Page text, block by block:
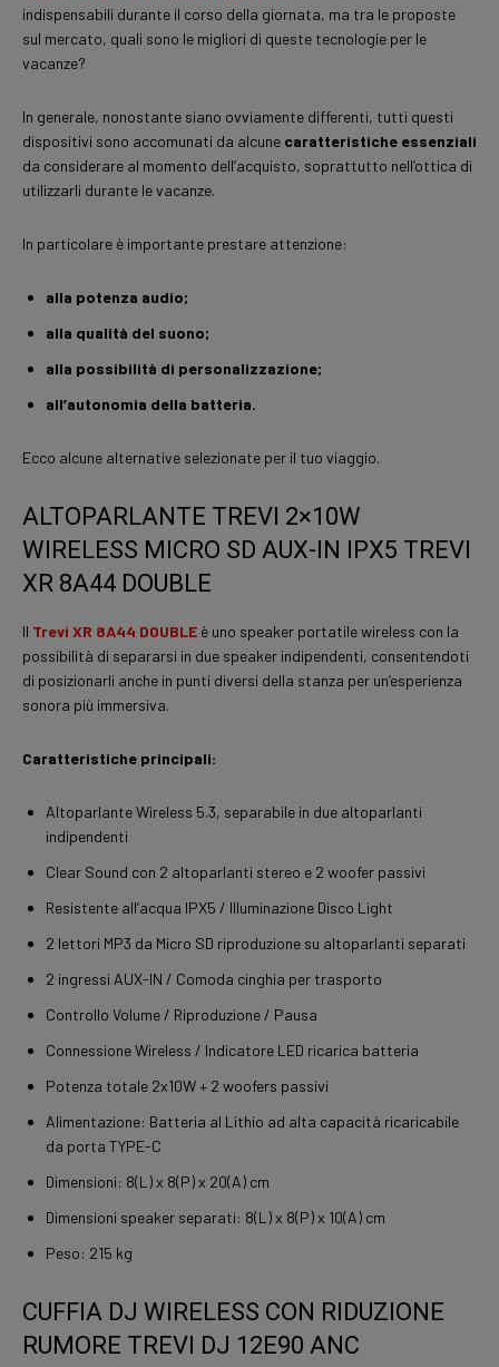
indispensabili durante il corso della giornata, ma tra le proposte
sul mercato, quali sono le migliori di queste tecnologie per le
vacanze?
In generale, nonostante siano ovviamente differenti, tutti questi
dispositivi sono accomunati da alcune caratteristiche essenziali
da considerare al momento dell’acquisto, soprattutto nell’ottica di
utilizzarli durante le vacanze.
In particolare è importante prestare attenzione:
alla potenza audio;
alla qualità del suono;
alla possibilità di personalizzazione;
all’autonomia della batteria.
Ecco alcune alternative selezionate per il tuo viaggio.
ALTOPARLANTE TREVI 2×10W
WIRELESS MICRO SD AUX-IN IPX5 TREVI
XR 8A44 DOUBLE
Il Trevi XR 8A44 DOUBLE è uno speaker portatile wireless con la
possibilità di separarsi in due speaker indipendenti, consentendoti
di posizionarli anche in punti diversi della stanza per un’esperienza
sonora più immersiva.
Caratteristiche principali:
Altoparlante Wireless 5.3, separabile in due altoparlanti
indipendenti
Clear Sound con 2 altoparlanti stereo e 2 woofer passivi
Resistente all’acqua IPX5 / Illuminazione Disco Light
2 lettori MP3 da Micro SD riproduzione su altoparlanti separati
2 ingressi AUX-IN / Comoda cinghia per trasporto
Controllo Volume / Riproduzione / Pausa
Connessione Wireless / Indicatore LED ricarica batteria
Potenza totale 2x10W + 2 woofers passivi
Alimentazione: Batteria al Lithio ad alta capacità ricaricabile
da porta TYPE-C
Dimensioni: 8(L) x 8(P) x 20(A) cm
Dimensioni speaker separati: 8(L) x 8(P) x 10(A) cm
Peso: 215 kg
CUFFIA DJ WIRELESS CON RIDUZIONE
RUMORE TREVI DJ 12E90 ANC